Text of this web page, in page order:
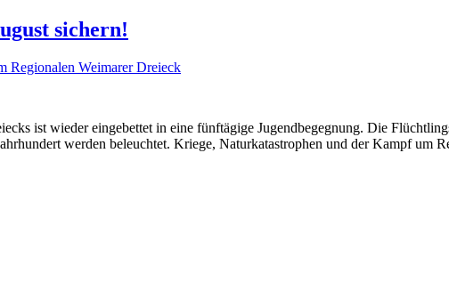
sichern!
Regionalen Weimarer Dreieck
ist wieder eingebettet in eine fünftägige Jugendbegegnung. Die
werden beleuchtet. Kriege, Naturkatastrophen und der Kampf um